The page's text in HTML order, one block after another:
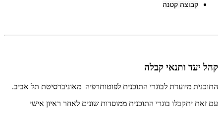
קבוצה קטנה
קהל יעד ותנאי קבלה
התוכנית מיועדת לבוגרי התוכנית לפוטותרפיה מאוניברסיטת תל אביב.
עם זאת יתקבלו בוגרי התוכנית ממוסדות שונים לאחר ראיון אישי